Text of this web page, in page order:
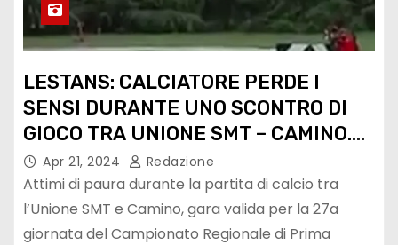
LESTANS: CALCIATORE PERDE I
SENSI DURANTE UNO SCONTRO DI
GIOCO TRA UNIONE SMT – CAMINO.
TRASFERITO A UDINE PER
ACCERTAMENTI SANITARI E PARTITA
RINVIATA
Apr 21, 2024 Redazione
Attimi di paura durante la partita di calcio tra
l’Unione SMT e Camino, gara valida per la 27a
giornata del Campionato Regionale di Prima